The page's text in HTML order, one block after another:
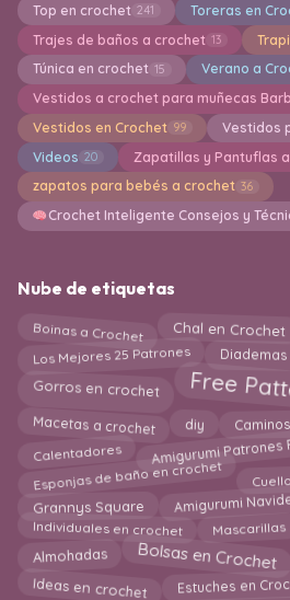
Top en crochet 241 Toreras en
Trajes de baños a crochet 13
Túnica en crochet 15 Verano a
Vestidos a crochet para muñecas
Vestidos en Crochet 99 Vestidos
Videos 20 Zapatillas y Pantuflas
zapatos para bebés a crochet 36
Crochet Inteligente Consejos y
Nube de etiquetas
Boinas a Crochet Chal en Crochet
Los Mejores 25 Patrones Diademas
Gorros en crochet Free
Macetas a crochet diy
Calentadores Amigurumi Patrones
Esponjas de baño en crochet
Grannys Square Amigurumi
Individuales en crochet Mascarillas
Almohadas Bolsas en Crochet
Ideas en crochet Estuches en